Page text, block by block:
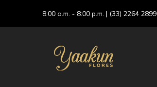
8:00 a.m. - 8:00 p.m. | (33) 2264 2899